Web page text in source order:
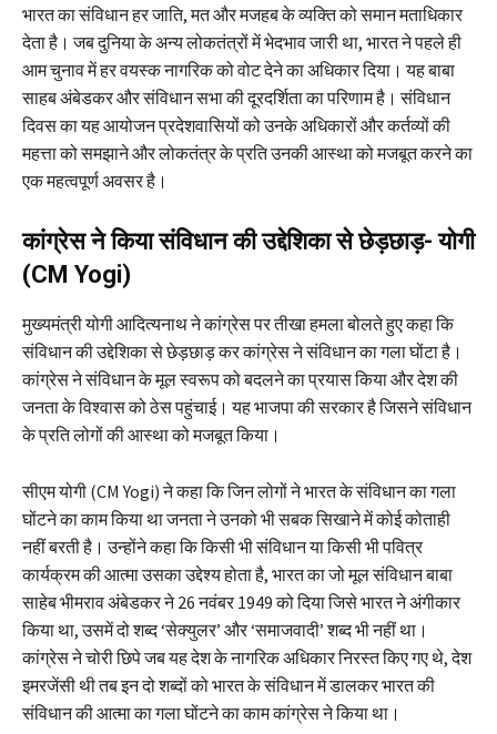
भारत का संविधान हर जाति, मत और मजहब के व्यक्ति को समान मताधिकार
देता है। जब दुनिया के अन्य लोकतंत्रों में भेदभाव जारी था, भारत ने पहले ही
आम चुनाव में हर वयस्क नागरिक को वोट देने का अधिकार दिया। यह बाबा
साहब अंबेडकर और संविधान सभा की दूरदर्शिता का परिणाम है। संविधान
दिवस का यह आयोजन प्रदेशवासियों को उनके अधिकारों और कर्तव्यों की
महत्ता को समझाने और लोकतंत्र के प्रति उनकी आस्था को मजबूत करने का
एक महत्वपूर्ण अवसर है।
कांग्रेस ने किया संविधान की उद्देशिका से छेड़छाड़- योगी
(CM Yogi)
मुख्यमंत्री योगी आदित्यनाथ ने कांग्रेस पर तीखा हमला बोलते हुए कहा कि
संविधान की उद्देशिका से छेड़छाड़ कर कांग्रेस ने संविधान का गला घोंटा है।
कांग्रेस ने संविधान के मूल स्वरूप को बदलने का प्रयास किया और देश की
जनता के विश्वास को ठेस पहुंचाई। यह भाजपा की सरकार है जिसने संविधान
के प्रति लोगों की आस्था को मजबूत किया।
सीएम योगी (CM Yogi) ने कहा कि जिन लोगों ने भारत के संविधान का गला
घोंटने का काम किया था जनता ने उनको भी सबक सिखाने में कोई कोताही
नहीं बरती है। उन्होंने कहा कि किसी भी संविधान या किसी भी पवित्र
कार्यक्रम की आत्मा उसका उद्देश्य होता है, भारत का जो मूल संविधान बाबा
साहेब भीमराव अंबेडकर ने 26 नवंबर 1949 को दिया जिसे भारत ने अंगीकार
किया था, उसमें दो शब्द ‘सेक्युलर’ और ‘समाजवादी’ शब्द भी नहीं था।
कांग्रेस ने चोरी छिपे जब यह देश के नागरिक अधिकार निरस्त किए गए थे, देश
इमरजेंसी थी तब इन दो शब्दों को भारत के संविधान में डालकर भारत की
संविधान की आत्मा का गला घोंटने का काम कांग्रेस ने किया था।